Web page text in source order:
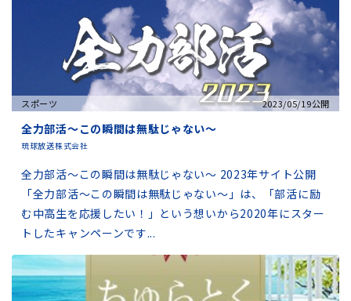
スポーツ 2023/05/19公開
全力部活～この瞬間は無駄じゃない～
琉球放送株式会社
全力部活～この瞬間は無駄じゃない～ 2023年サイト公開
「全力部活～この瞬間は無駄じゃない～」は、「部活に励
む中高生を応援したい！」という想いから2020年にスター
トしたキャンペーンです...